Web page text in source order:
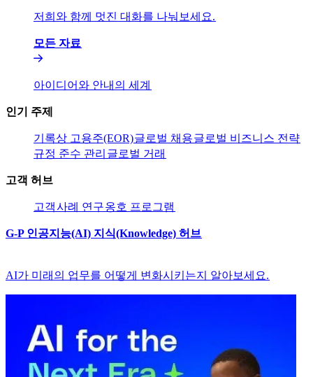
저희와 함께 멋진 대화를 나눠보세요.​​
모든 자료​​
아이디어와 안내의 세계​​
인기 주제​​
기록상 고용주(EOR)​​글로벌 채용​​글로벌 비즈니스 전략​​
규정 준수 관리​​ 글로벌 거래​​
고객 허브​​
고객​​사례 연구​​옹호 프로그램​​
G-P 인공지능(AI) 지식(Knowledge) 허브​​
AI가 미래의 업무를 어떻게 변화시키는지 알아보세요.​​